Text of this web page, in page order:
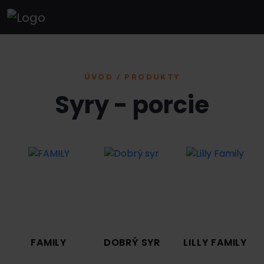
ÚVOD / PRODUKTY
Syry - porcie
FAMILY DOBRÝ SYR LILLY FAMILY